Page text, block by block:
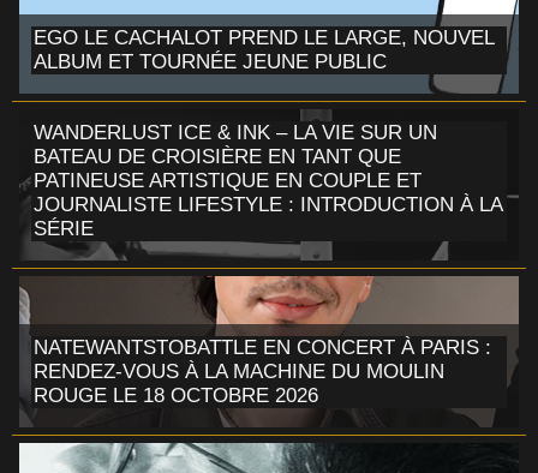
EGO LE CACHALOT PREND LE LARGE, NOUVEL
ALBUM ET TOURNÉE JEUNE PUBLIC
WANDERLUST ICE & INK – LA VIE SUR UN
BATEAU DE CROISIÈRE EN TANT QUE
PATINEUSE ARTISTIQUE EN COUPLE ET
JOURNALISTE LIFESTYLE : INTRODUCTION À LA
SÉRIE
NATEWANTSTOBATTLE EN CONCERT À PARIS :
RENDEZ-VOUS À LA MACHINE DU MOULIN
ROUGE LE 18 OCTOBRE 2026